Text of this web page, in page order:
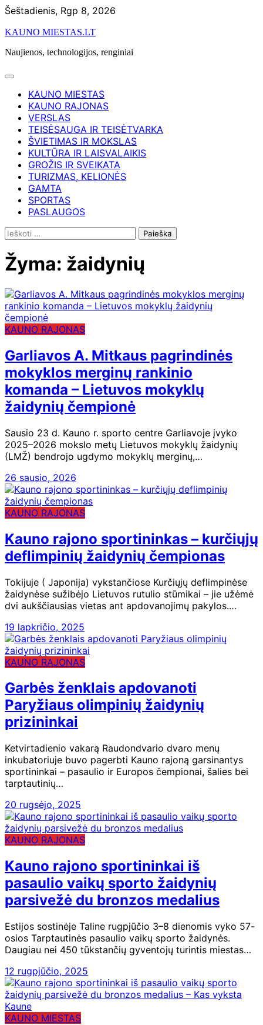
Skip
content
Šeštadienis, Rgp 8, 2026
KAUNO MIESTAS.LT
Naujienos, technologijos, renginiai
KAUNO MIESTAS
KAUNO RAJONAS
VERSLAS
TEISĖSAUGA IR TEISĖTVARKA
ŠVIETIMAS IR MOKSLAS
KULTŪRA IR LAISVALAIKIS
GROŽIS IR SVEIKATA
TURIZMAS, KELIONĖS
GAMTA
SPORTAS
PASLAUGOS
Ieškoti:
Žyma: žaidynių
KAUNO RAJONAS
Garliavos A. Mitkaus pagrindinės
mokyklos merginų rankinio
komanda – Lietuvos mokyklų
žaidynių čempionė
Sausio 23 d. Kauno r. sporto centre Garliavoje įvyko
2025–2026 mokslo metų Lietuvos mokyklų žaidynių
(LMŽ) bendrojo ugdymo mokyklų merginų,…
26 sausio, 2026
KAUNO RAJONAS
Kauno rajono sportininkas – kurčiųjų
deflimpinių žaidynių čempionas
Tokijuje ( Japonija) vykstančiose Kurčiųjų deflimpinėse
žaidynėse sužibėjo Lietuvos rutulio stūmikai – jie užėmė
dvi aukščiausias vietas ant apdovanojimų pakylos.…
19 lapkričio, 2025
KAUNO RAJONAS
Garbės ženklais apdovanoti
Paryžiaus olimpinių žaidynių
prizininkai
Ketvirtadienio vakarą Raudondvario dvaro menų
inkubatoriuje buvo pagerbti Kauno rajoną garsinantys
sportininkai – pasaulio ir Europos čempionai, šalies bei
tarptautinių…
20 rugsėjo, 2025
KAUNO RAJONAS
Kauno rajono sportininkai iš
pasaulio vaikų sporto žaidynių
parsivežė du bronzos medalius
Estijos sostinėje Taline rugpjūčio 3–8 dienomis vyko 57-
osios Tarptautinės pasaulio vaikų sporto žaidynės.
Daugiau nei 450 tūkstančių gyventojų turintis miestas…
12 rugpjūčio, 2025
KAUNO MIESTAS